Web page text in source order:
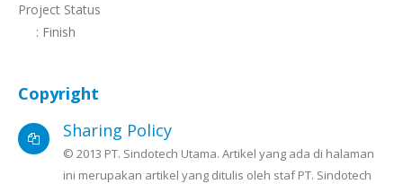
Project Status
: Finish
Copyright
Sharing Policy
© 2013 PT. Sindotech Utama. Artikel yang ada di halaman
ini merupakan artikel yang ditulis oleh staf PT. Sindotech